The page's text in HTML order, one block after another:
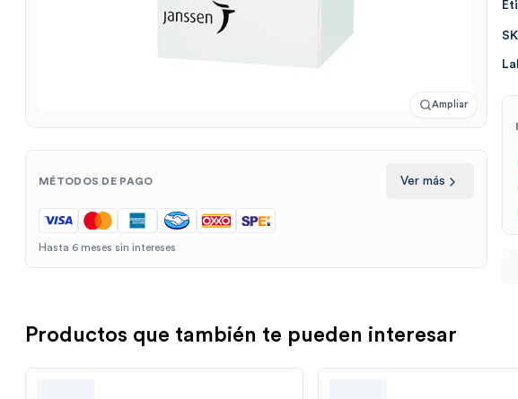
Ampliar
MÉTODOS DE PAGO Ver más
Hasta 6 meses sin intereses
Productos que también te pueden interesar